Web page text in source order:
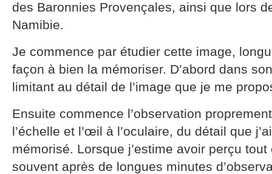
des Baronnies Provençales, ainsi que lors
Namibie.
Je commence par étudier cette image,
façon à bien la mémoriser. D’abord dans
limitant au détail de l’image que je me
Ensuite commence l’observation
l’échelle et l’œil à l’oculaire, du détail que
mémorisé. Lorsque j’estime avoir perçu tout
souvent après de longues minutes